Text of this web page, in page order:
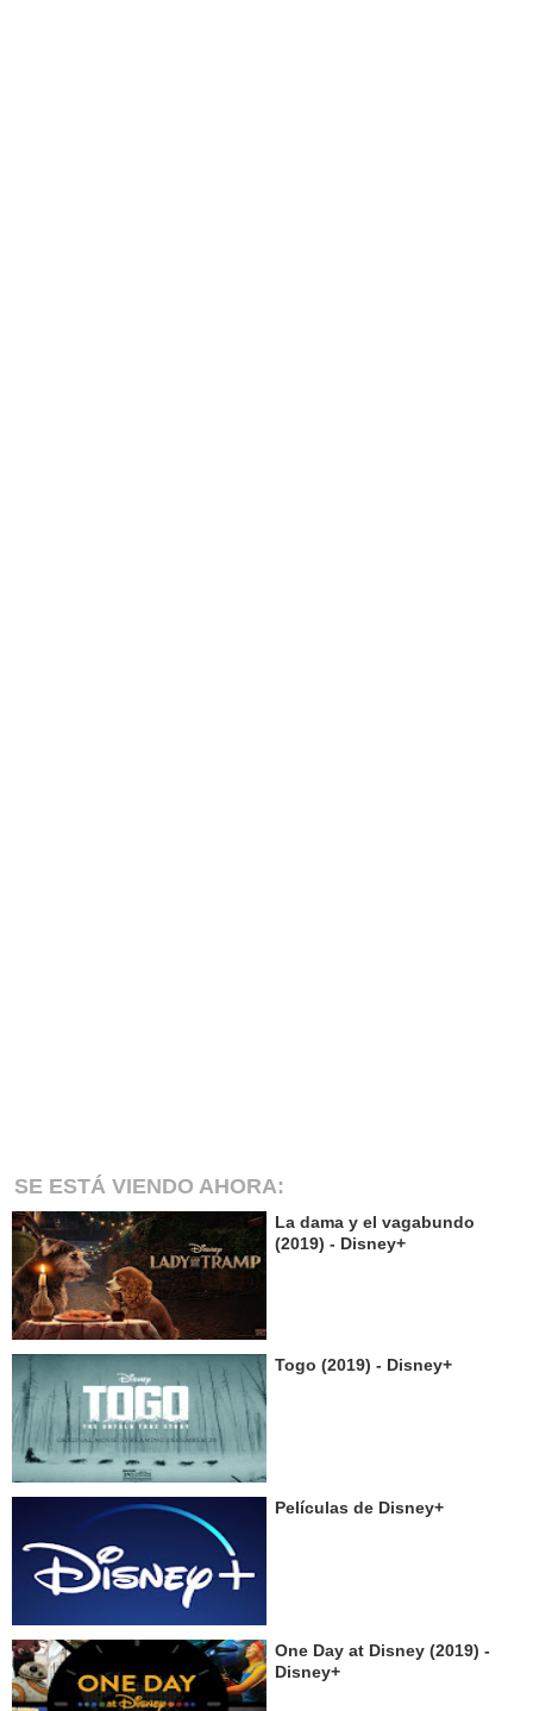
SE ESTÁ VIENDO AHORA:
La dama y el vagabundo
(2019) - Disney+
Togo (2019) - Disney+
Películas de Disney+
One Day at Disney (2019) -
Disney+